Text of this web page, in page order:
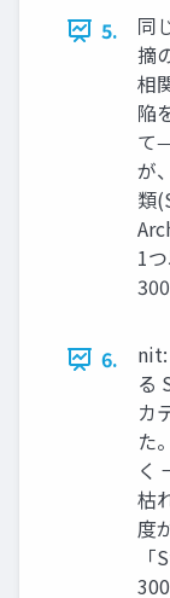
5.
同
摘
相
陥
て
が
類
1
6.
nit:
る
カ
た
く
枯
度